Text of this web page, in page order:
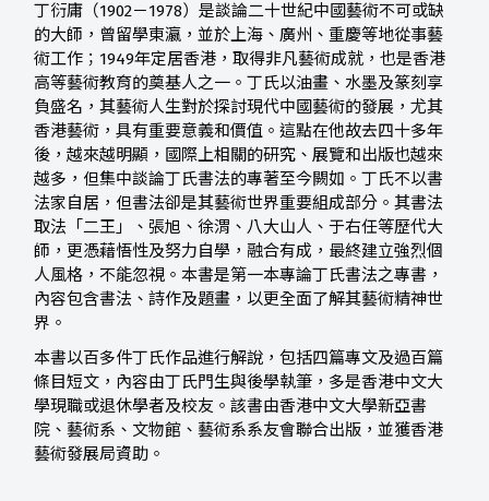
丁衍庸（1902－1978）是談論二十世紀中國藝術不可或缺
的大師，曾留學東瀛，並於上海、廣州、重慶等地從事藝
術工作；1949年定居香港，取得非凡藝術成就，也是香港
高等藝術教育的奠基人之一。丁氏以油畫、水墨及篆刻享
負盛名，其藝術人生對於探討現代中國藝術的發展，尤其
香港藝術，具有重要意義和價值。這點在他故去四十多年
後，越來越明顯，國際上相關的研究、展覽和出版也越來
越多，但集中談論丁氏書法的專著至今闕如。丁氏不以書
法家自居，但書法卻是其藝術世界重要組成部分。其書法
取法「二王」、張旭、徐渭、八大山人、于右任等歷代大
師，更憑藉悟性及努力自學，融合有成，最終建立強烈個
人風格，不能忽視。本書是第一本專論丁氏書法之專書，
內容包含書法、詩作及題畫，以更全面了解其藝術精神世
界。
本書以百多件丁氏作品進行解說，包括四篇專文及過百篇
條目短文，內容由丁氏門生與後學執筆，多是香港中文大
學現職或退休學者及校友。該書由香港中文大學新亞書
院、藝術系、文物館、藝術系系友會聯合出版，並獲香港
藝術發展局資助。